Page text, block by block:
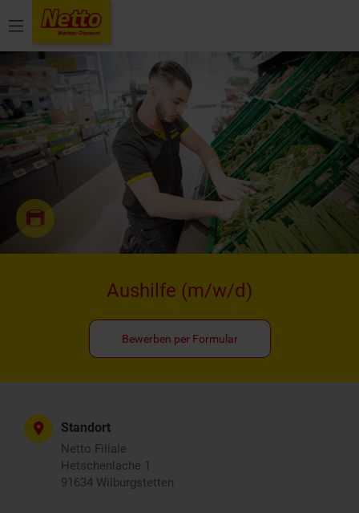
Menü
Aushilfe (m/w/d)
Bewerben per Formular
Standort
Netto Filiale
Hetschenlache 1
91634 Wilburgstetten